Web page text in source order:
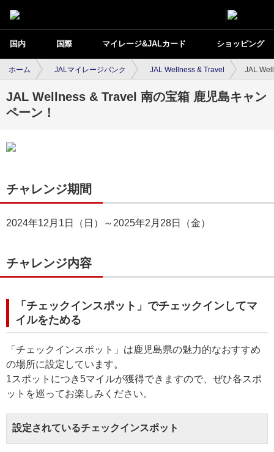
国内 国際 マイレージ&JALカード ショッピング
ホーム JALマイレージバンク JAL Wellness & Travel JAL
JAL Wellness & Travel 南の宝箱 鹿児島キャン
ペーン！
チャレンジ期間
2024年12月1日（日）～2025年2月28日（金）
チャレンジ内容
「チェックインスポット」でチェックインしてマ
イルをためる
「チェックインスポット」は鹿児島県の魅力的なおすすめ
の場所に設定しています。
1スポットにつき5マイルが獲得できますので、ぜひ各スポ
ットを巡ってお楽しみください。
設定されているチェックインスポット